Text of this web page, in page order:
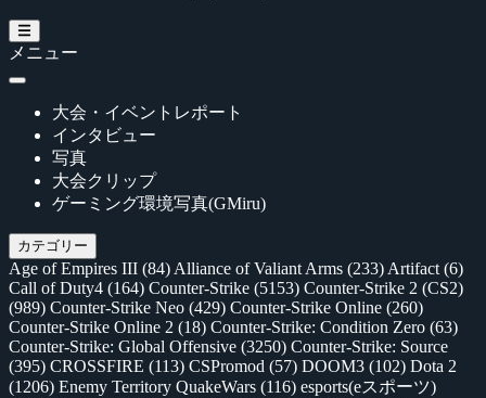
メニュー
大会・イベントレポート
インタビュー
写真
大会クリップ
ゲーミング環境写真(GMiru)
カテゴリー
Age of Empires III (84) Alliance of Valiant Arms (233) Artifact (6)
Call of Duty4 (164) Counter-Strike (5153) Counter-Strike 2 (CS2)
(989) Counter-Strike Neo (429) Counter-Strike Online (260)
Counter-Strike Online 2 (18) Counter-Strike: Condition Zero (63)
Counter-Strike: Global Offensive (3250) Counter-Strike: Source
(395) CROSSFIRE (113) CSPromod (57) DOOM3 (102) Dota 2
(1206) Enemy Territory QuakeWars (116) esports(eスポーツ)